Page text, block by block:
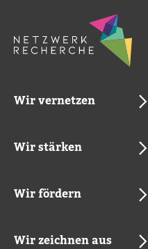
Wir vernetzen
Wir stärken
Wir fördern
Wir zeichnen aus